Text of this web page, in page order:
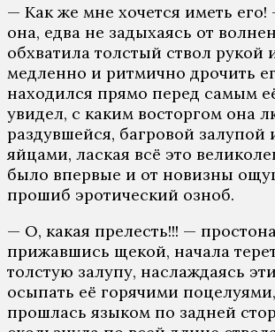
— Как же мне хочется иметь
она, едва не задыхаясь от
обхватила толстый ствол рукой
медленно и ритмично дрочить
находился прямо перед самым
увидел, с каким восторгом она
раздувшейся, багровой
яйцами, лаская всё это
было впервые и от новизны
прошиб эротический озноб.
— О, какая прелесть!!! —
прижавшись щекой, начала
толстую залупу, наслаждаясь
осыпать её горячими
прошлась языком по задней